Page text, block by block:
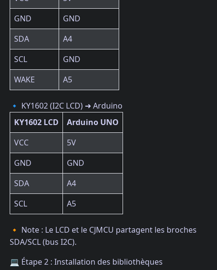
GND
GND
SDA
A4
SCL
GND
WAKE
A5
🔹 KY1602 (I2C LCD) ➜ Arduino
KY1602 LCD
Arduino UNO
VCC
5V
GND
GND
SDA
A4
SCL
A5
🔸 Note : Le LCD et le CJMCU partagent les broches
SDA/SCL (bus I2C).
💻 Étape 2 : Installation des bibliothèques